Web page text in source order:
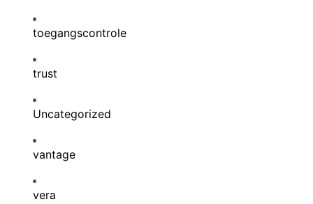
toegangscontrole
trust
Uncategorized
vantage
vera